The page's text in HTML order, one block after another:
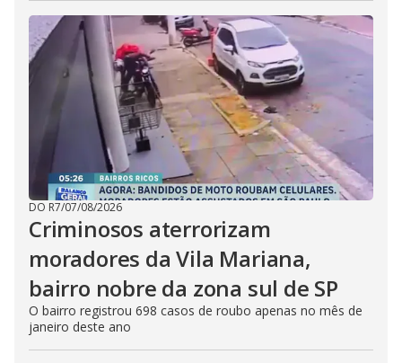
DO R7/07/08/2026
Criminosos aterrorizam
moradores da Vila Mariana,
bairro nobre da zona sul de SP
O bairro registrou 698 casos de roubo apenas no mês de
janeiro deste ano